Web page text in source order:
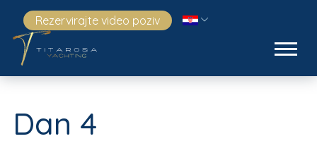
Rezervirajte video poziv
Dan 4